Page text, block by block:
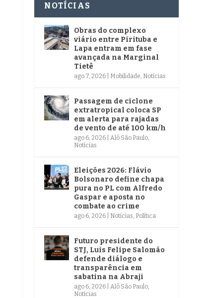
NOTÍCIAS
Obras do complexo
viário entre Pirituba e
Lapa entram em fase
avançada na Marginal
Tietê
ago 7, 2026 Mobilidade, Notícias
Passagem de ciclone
extratropical coloca SP
em alerta para rajadas
de vento de até 100 km/h
ago 6, 2026 |Alô São Paulo,
Notícias
Eleições 2026: Flávio
Bolsonaro define chapa
pura no PL com Alfredo
Gaspar e aposta no
combate ao crime
ago 6, 2026 Notícias, Política
Futuro presidente do
STJ, Luis Felipe Salomão
defende diálogo e
transparência em
sabatina na Abraji
ago 6, 2026 |Alô São Paulo,
Notícias